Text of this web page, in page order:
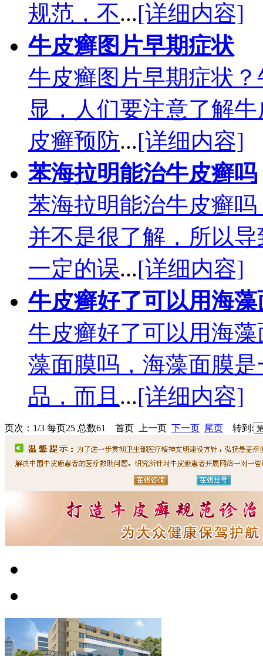
规范，不...[详细内容]
牛皮癣图片早期症状
牛皮癣图片早期症状
显，人们要注意了解
皮癣预防...[详细内容]
苯海拉明能治牛皮癣吗
苯海拉明能治牛皮癣
并不是很了解，所以
一定的误...[详细内容]
牛皮癣好了可以用海
牛皮癣好了可以用海
藻面膜吗，海藻面膜
品，而且 ...[详细内容]
页次：1/3 每页25 总数61 首页 上一页 下一页 尾页 转到: